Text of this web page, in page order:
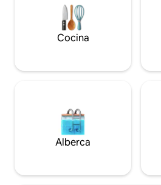
100 m. Parada de transporte al
aeropuerto «Lieu Unique» a 200 m.
Cocina
Alberca